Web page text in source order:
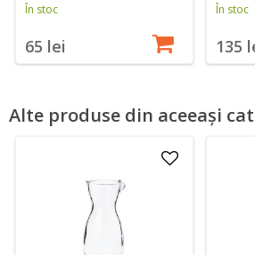
În stoc
65 lei
În stoc
135
Alte produse din aceeași